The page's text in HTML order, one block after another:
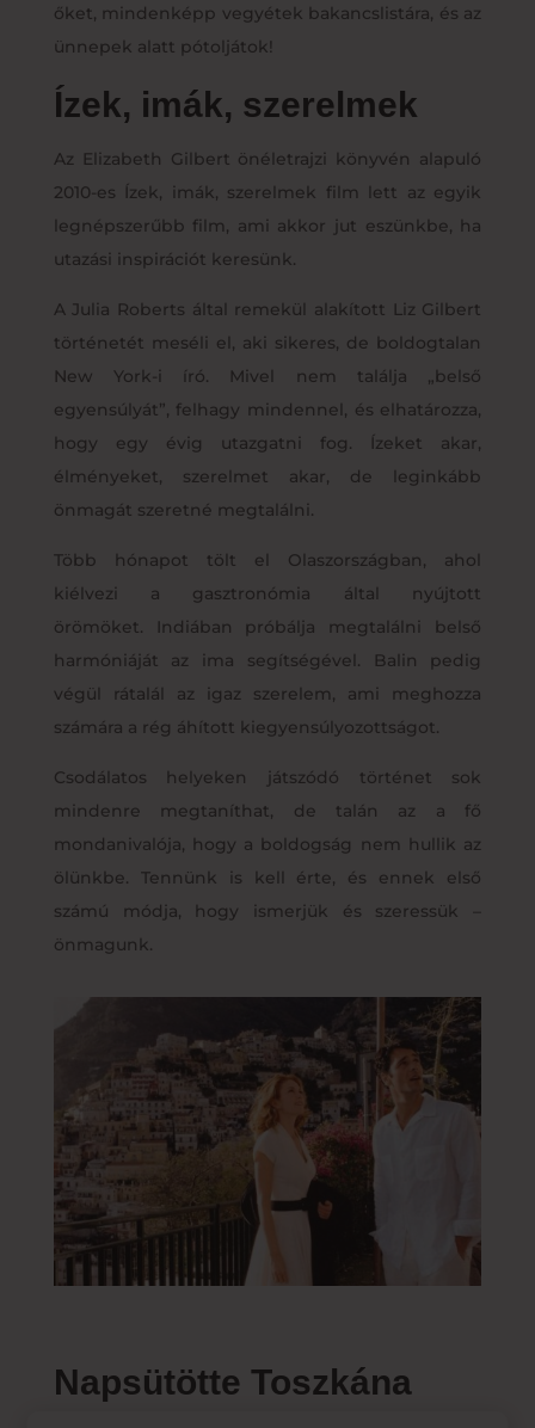
őket, mindenképp vegyétek bakancslistára, és az
ünnepek alatt pótoljátok!
Ízek, imák, szerelmek
Az Elizabeth Gilbert önéletrajzi könyvén alapuló
2010-es Ízek, imák, szerelmek film lett az egyik
legnépszerűbb film, ami akkor jut eszünkbe, ha
utazási inspirációt keresünk.
A Julia Roberts által remekül alakított Liz Gilbert
történetét meséli el, aki sikeres, de boldogtalan
New York-i író. Mivel nem találja „belső
egyensúlyát”, felhagy mindennel, és elhatározza,
hogy egy évig utazgatni fog. Ízeket akar,
élményeket, szerelmet akar, de leginkább
önmagát szeretné megtalálni.
Több hónapot tölt el Olaszországban, ahol
kiélvezi a gasztronómia által nyújtott
örömöket. Indiában próbálja megtalálni belső
harmóniáját az ima segítségével. Balin pedig
végül rátalál az igaz szerelem, ami meghozza
számára a rég áhított kiegyensúlyozottságot.
Csodálatos helyeken játszódó történet sok
mindenre megtaníthat, de talán az a fő
mondanivalója, hogy a boldogság nem hullik az
ölünkbe. Tennünk is kell érte, és ennek első
számú módja, hogy ismerjük és szeressük –
önmagunk.
Napsütötte Toszkána